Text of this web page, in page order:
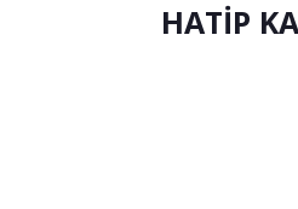
HATİP